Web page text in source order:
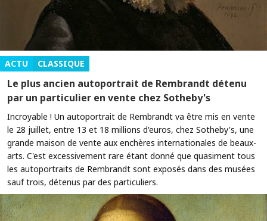
ACTU CLASSIQUE
Le plus ancien autoportrait de Rembrandt détenu
par un particulier en vente chez Sotheby's
Incroyable ! Un autoportrait de Rembrandt va être mis en vente
le 28 juillet, entre 13 et 18 millions d'euros, chez Sotheby's, une
grande maison de vente aux enchères internationales de beaux-
arts. C'est excessivement rare étant donné que quasiment tous
les autoportraits de Rembrandt sont exposés dans des musées
sauf trois, détenus par des particuliers.